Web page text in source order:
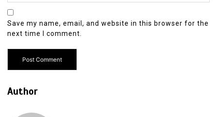
Save my name, email, and website in this browser for the
next time I comment.
Author